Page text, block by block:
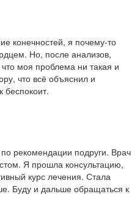
конечностей, я почему-то
Но, после анализов,
моя проблема ни такая и
что всё объяснил и
беспокоит.
рекомендации подруги. Врач
Я прошла консультацию,
курс лечения. Стала
Буду и дальше обращаться к